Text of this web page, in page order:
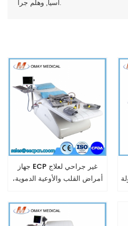
آسيا, وهلم جرا.
جهاز ECP غير جراحي لعلاج
أمراض القلب والأوعية الدموية،
الأمريكية.